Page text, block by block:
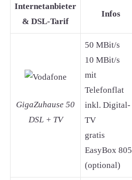
Internetanbieter
& DSL-Tarif
Infos
GigaZuhause 50
DSL + TV
50 MBit/s
10 MBit/s
mit
Telefonflat
inkl. Digital-
TV
gratis
EasyBox 805
(optional)